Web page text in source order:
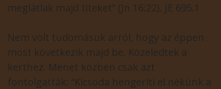
meglátlak majd titeket” (Jn 16:22). JE 695.1
Nem volt tudomásuk arról, hogy az éppen
most következik majd be. Közeledtek a
kerthez. Menet közben csak azt
fontolgatták: “Kicsoda hengeríti el nékünk a